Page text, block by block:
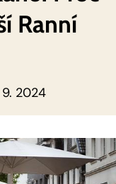
Ranní
9. 2024